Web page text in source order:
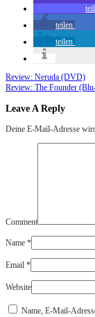
teilen
teilen
Review: Neruda (DVD)
Review: The Founder
Leave A Reply
Deine E-Mail-Adresse
Comment
Name *
Email *
Website
Name, E-Mail-